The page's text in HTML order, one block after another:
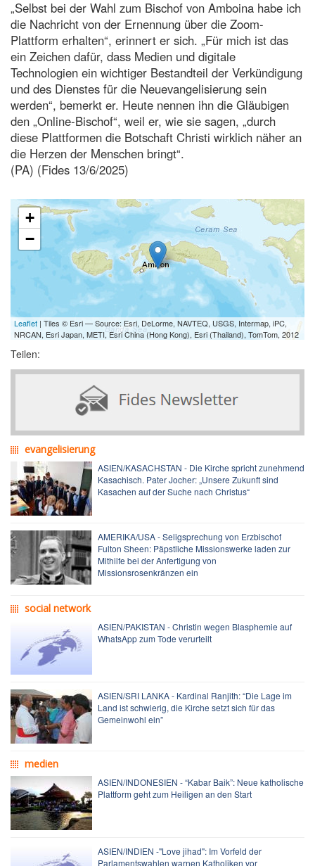
„Selbst bei der Wahl zum Bischof von Amboina habe ich
die Nachricht von der Ernennung über die Zoom-
Plattform erhalten“, erinnert er sich. „Für mich ist das
ein Zeichen dafür, dass Medien und digitale
Technologien ein wichtiger Bestandteil der Verkündigung
und des Dienstes für die Neuevangelisierung sein
werden“, bemerkt er. Heute nennen ihn die Gläubigen
den „Online-Bischof“, weil er, wie sie sagen, „durch
diese Plattformen die Botschaft Christi wirklich näher an
die Herzen der Menschen bringt“.
(PA) (Fides 13/6/2025)
+
−
Leaflet | Tiles © Esri — Source: Esri, DeLorme, NAVTEQ, USGS, Intermap, iPC,
NRCAN, Esri Japan, METI, Esri China (Hong Kong), Esri (Thailand), TomTom, 2012
Teilen:
evangelisierung
ASIEN/KASACHSTAN - Die Kirche spricht zunehmend
Kasachisch. Pater Jocher: „Unsere Zukunft sind
Kasachen auf der Suche nach Christus“
AMERIKA/USA - Seligsprechung von Erzbischof
Fulton Sheen: Päpstliche Missionswerke laden zur
Mithilfe bei der Anfertigung von
Missionsrosenkränzen ein
social network
ASIEN/PAKISTAN - Christin wegen Blasphemie auf
WhatsApp zum Tode verurteilt
ASIEN/SRI LANKA - Kardinal Ranjith: “Die Lage im
Land ist schwierig, die Kirche setzt sich für das
Gemeinwohl ein”
medien
ASIEN/INDONESIEN - “Kabar Baik”: Neue katholische
Plattform geht zum Heiligen an den Start
ASIEN/INDIEN -"Love jihad": Im Vorfeld der
Parlamentswahlen warnen Katholiken vor